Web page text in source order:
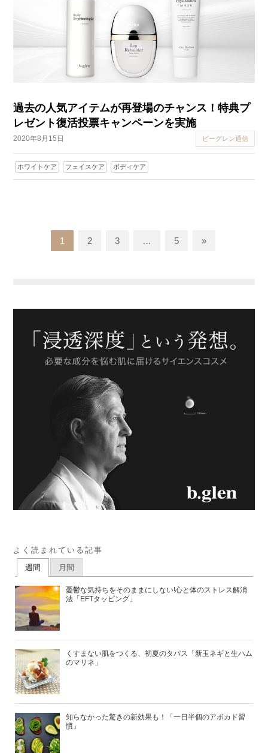
過去の人気アイテムが再登場のチャンス！特典プ
レゼント復活投票キャンペーンを実施
2020年8月15日 ビーグレン通信
ホワイトケア フェイスケア ボディケア
1 2 3 … 5 »
よく読まれている記事
週間 月間
憂鬱な気持ちをそのままにしない!心と体のストレス解消
法「EFTタッピング」
くすまない肌をつくる、初夏のタパス「新玉ネギと生ハム
のマリネ」
知らなかった驚きの新効果も！「一日半個のアボカド習
慣」